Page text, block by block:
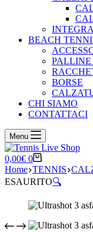
BEACH
PALLINE
BORSE
CHI SIAMO
CONTATTACI
Menu
Carrello
0,00€ 0
Home TENNIS
ESAURITO🔍